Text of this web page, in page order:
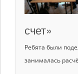
счет»
Ребята были
занималась